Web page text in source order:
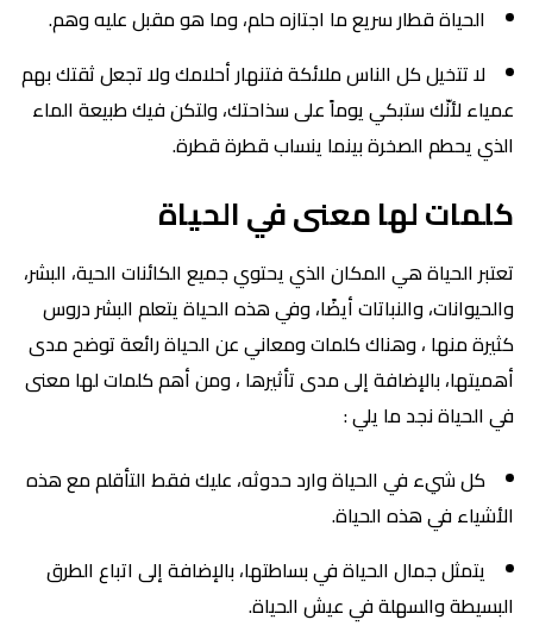
الحياة قطار سريع ما اجتازه حلم، وما هو مقبل عليه وهم.
لا تتخيل كل الناس ملائكة فتنهار أحلامك ولا تجعل ثقتك بهم
عمياء لأنّك ستبكي يوماً على سذاحتك، ولتكن فيك طبيعة الماء
الذي يحطم الصخرة بينما ينساب قطرة قطرة.
كلمات لها معنى في الحياة
تعتبر الحياة هي المكان الذي يحتوي جميع الكائنات الحية، البشر،
والحيوانات، والنباتات أيضًا، وفي هذه الحياة يتعلم البشر دروس
كثيرة منها ، وهناك كلمات ومعاني عن الحياة رائعة توضح مدى
أهميتها، بالإضافة إلى مدى تأثيرها ، ومن أهم كلمات لها معنى
في الحياة نجد ما يلي :
كل شيء في الحياة وارد حدوثه، عليك فقط التأقلم مع هذه
الأشياء في هذه الحياة.
يتمثل جمال الحياة في بساطتها، بالإضافة إلى اتباع الطرق
البسيطة والسهلة في عيش الحياة.